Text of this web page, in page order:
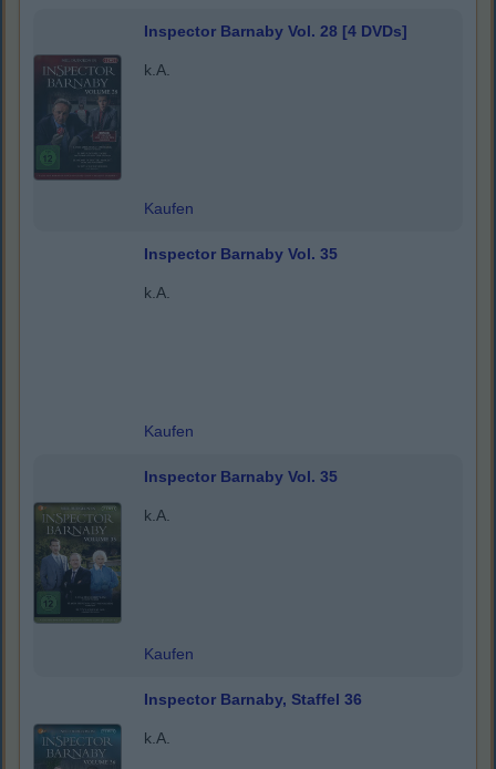
Inspector Barnaby Vol. 28 [4 DVDs]
k.A.
Kaufen
Inspector Barnaby Vol. 35
k.A.
Kaufen
Inspector Barnaby Vol. 35
k.A.
Kaufen
Inspector Barnaby, Staffel 36
k.A.